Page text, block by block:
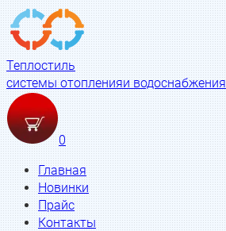
Теплостиль
системы отопленияи водоснабжения
0
Главная
Новинки
Прайс
Контакты